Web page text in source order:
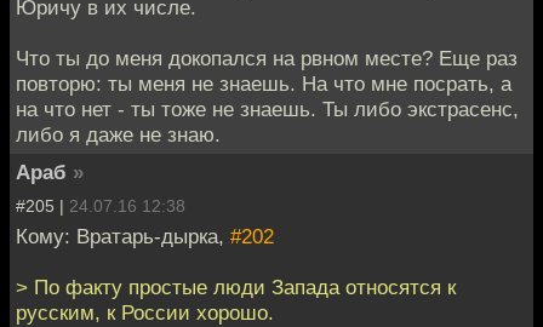
Юричу в их числе.
Что ты до меня докопался на рвном месте? Еще раз
повторю: ты меня не знаешь. На что мне посрать, а
на что нет - ты тоже не знаешь. Ты либо экстрасенс,
либо я даже не знаю.
Араб »
#205 | 24.07.16 12:38
Кому: Вратарь-дырка, #202
> По факту простые люди Запада относятся к
русским, к России хорошо.